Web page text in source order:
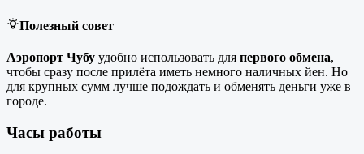
Полезный совет
Аэропорт Чубу удобно использовать для первого обмена,
чтобы сразу после прилёта иметь немного наличных йен. Но
для крупных сумм лучше подождать и обменять деньги уже в
городе.
Часы работы